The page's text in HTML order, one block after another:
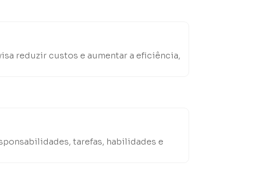
reduzir custos e aumentar a eficiência,
tarefas, habilidades e